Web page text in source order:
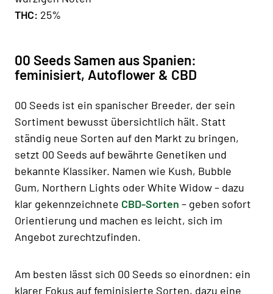
THC: 25%
00 Seeds Samen aus Spanien:
feminisiert, Autoflower & CBD
00 Seeds ist ein spanischer Breeder, der sein
Sortiment bewusst übersichtlich hält. Statt
ständig neue Sorten auf den Markt zu bringen,
setzt 00 Seeds auf bewährte Genetiken und
bekannte Klassiker. Namen wie Kush, Bubble
Gum, Northern Lights oder White Widow – dazu
klar gekennzeichnete CBD-Sorten – geben sofort
Orientierung und machen es leicht, sich im
Angebot zurechtzufinden.
Am besten lässt sich 00 Seeds so einordnen: ein
klarer Fokus auf feminisierte Sorten, dazu eine